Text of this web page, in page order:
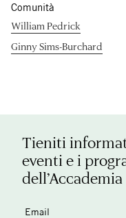
Comunità
William Pedrick
Ginny Sims-Burchard
Tieniti
eventi e i
dell’Accademia
Email